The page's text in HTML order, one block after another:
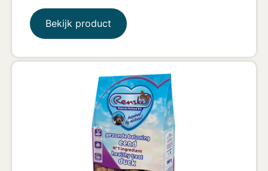
Bekijk product